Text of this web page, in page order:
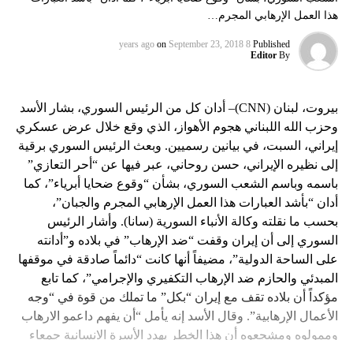
هذا العمل الإرهابي المجرم…
Published
8 years ago
on September 23, 2018
By
Editor
بيروت، لبنان (CNN)– أدان كل من الرئيس السوري، بشار الأسد
وحزب الله اللبناني هجوم الأهواز، الذي وقع خلال عرض عسكري
إيراني، السبت، في بيانين رسميين. وبعث الرئيس السوري برقية
إلى نظيره الإيراني، حسن روحاني، عبر فيها عن “أحر التعازي”
باسمه وباسم الشعب السوري، بشأن “وقوع ضحايا أبرياء”، كما
أدان “بأشد العبارات هذا العمل الإرهابي المجرم والجبان”،
بحسب ما نقلته وكالة الأنباء السورية (سانا). وأشار الرئيس
السوري إلى أن إيران وقفت “ضد الإرهاب” في بلاده و”أدانته
على الساحة الدولية”، مضيفاً أنها كانت “دائماً صادقة في موقفها
المبدئي والحازم ضد الإرهاب التكفيري والإجرامي”، كما تابع
مؤكداً أن بلاده تقف مع إيران “بكل” ما تملك من قوة في “وجه
الأعمال الإرهابية”. وقال الأسد إنه يأمل “أن يفهم داعمو الارهاب
وممولوه ومشجعوه أن هذا الخطر يهدد الأسرة الانسانية جمعاء